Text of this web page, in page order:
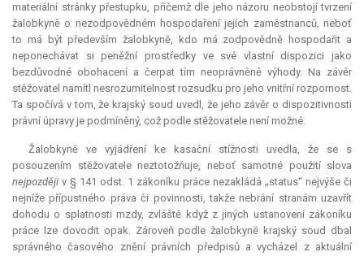
materiální stránky přestupku, přičemž dle jeho názoru neobstojí tvrzení
žalobkyně o nezodpovědném hospodaření jejích zaměstnanců, neboť
to má být především žalobkyně, kdo má zodpovědně hospodařit a
neponechávat si peněžní prostředky ve své vlastní dispozici jako
bezdůvodné obohacení a čerpat tím neoprávněně výhody. Na závěr
stěžovatel namítl nesrozumitelnost rozsudku pro jeho vnitřní rozpornost.
Ta spočívá v tom, že krajský soud uvedl, že jeho závěr o dispozitivnosti
právní úpravy je podmíněný, což podle stěžovatele není možné.
Žalobkyně ve vyjádření ke kasační stížnosti uvedla, že se s
posouzením stěžovatele neztotožňuje, neboť samotné použití slova
nejpozději v § 141 odst. 1 zákoníku práce nezakládá „status“ nejvýše či
nejníže přípustného práva či povinnosti, takže nebrání stranám uzavřít
dohodu o splatnosti mzdy, zvláště když z jiných ustanovení zákoníku
práce lze dovodit opak. Zároveň podle žalobkyně krajský soud dbal
správného časového znění právních předpisů a vycházel z aktuální